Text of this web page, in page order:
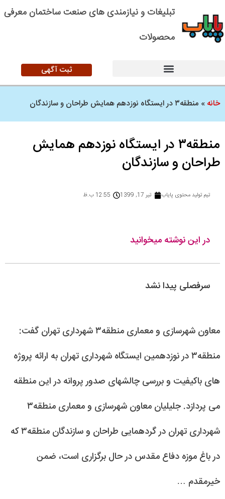
تبلیغات و نیازمندی های صنعت ساختمان معرفی
محصولات
ثبت آگهی
خانه » منطقه۳ در ایستگاه نوزدهم همایش طراحان و سازندگان
منطقه۳ در ایستگاه نوزدهم همایش
طراحان و سازندگان
تیم تولید محتوی پایاب تیر 17, 1399 12:55 ب.ظ
در این نوشته میخوانید
سرفصلی پیدا نشد
معاون شهرسازی و معماری منطقه۳ شهرداری تهران گفت:
منطقه۳ در نوزدهمین ایستگاه شهرداری تهران به ارائه پروژه
های باکیفیت و بررسی چالشهای صدور پروانه در این منطقه
می پردازد. جلیلیان معاون شهرسازی و معماری منطقه۳
شهرداری تهران در گردهمایی طراحان و سازندگان منطقه۳ که
در باغ موزه دفاع مقدس در حال برگزاری است، ضمن
خیرمقدم …